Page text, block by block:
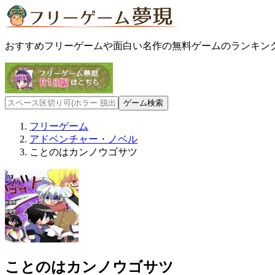
おすすめフリーゲームや面白い名作の無料ゲームのランキン
フリーゲーム
アドベンチャー・ノベル
ことのはカンノウゴサツ
ことのはカンノウゴサツ